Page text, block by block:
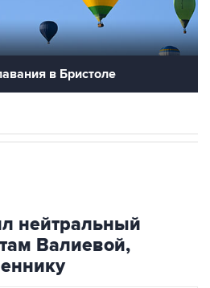
в Бристоле
нейтральный
Валиевой,